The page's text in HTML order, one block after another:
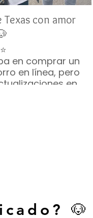
Texas con amor
en comprar un
en línea, pero
en
muchísimo!
R. • Austin, Texas
🐶